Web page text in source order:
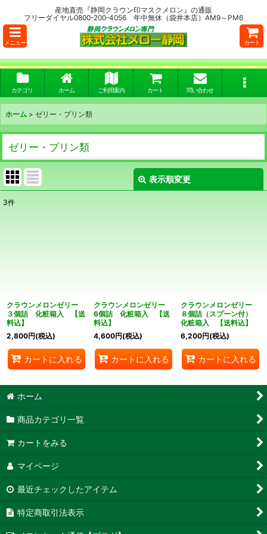
産地直売『静岡クラウン印マスクメロン』の通販
フリーダイヤル0800-200-4056 年中無休（袋井本店）AM9～PM6
メニュー カート
カテゴリ ホーム ご利用案内 カート 問い合わせ
ホーム > ゼリー・プリン類
ゼリー・プリン類
表示順変更
絞り込む
3件
クラウンメロンゼリー
３個詰 化粧箱入 【送
料込】
2,800円(税込)
カートに入れる
クラウンメロンゼリー
6個詰 化粧箱入 【送
料込】
4,600円(税込)
カートに入れる
クラウンメロンゼリー
８個詰（スプーン付）
化粧箱入 【送料込】
6,200円(税込)
カートに入れる
ホーム
商品カテゴリ一覧
カートをみる
マイページ
最近チェックしたアイテム
特定商取引法表示